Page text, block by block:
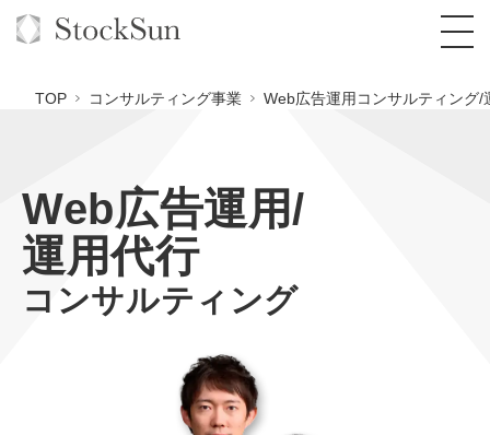
オーダーメイド支援
TOP
コンサルタント一覧
BPO支援
定額制Webマーケティング代行『マキトルく
定額制営業代行『カリトルくん』
定額制採用代行・RPO『トルトルくん』
オリジナルサービス
拡散付1日密着動画制作『まるごと社長』
オンラインサロン
TOP コンサルティング事業 Web広告運用コンサルティング/
Web広告運用/
運用代行
コンサルティング